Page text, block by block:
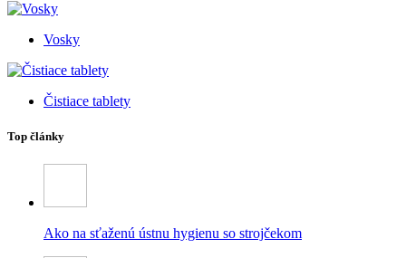
Vosky
Čistiace tablety
Top články
Ako na sťaženú ústnu hygienu so strojčekom